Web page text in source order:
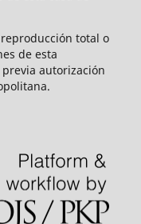
total o
de esta
autorización